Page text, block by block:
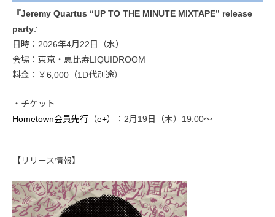
『Jeremy Quartus “UP TO THE MINUTE MIXTAPE” release
party』
日時：2026年4月22日（水）
会場：東京・恵比寿LIQUIDROOM
料金：￥6,000（1D代別途）
・チケット
Hometown会員先行（e+）
：2月19日（木）19:00～
【リリース情報】